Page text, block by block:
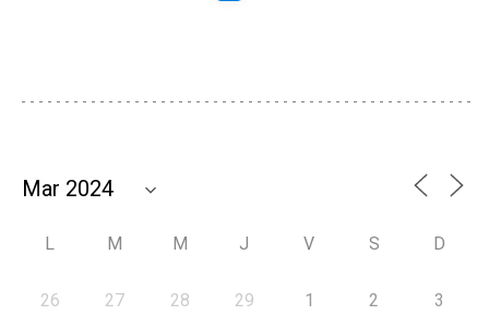
L M M J V S D
26 27 28 29 1 2 3